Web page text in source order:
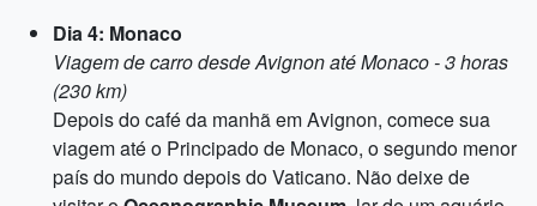
Dia 4: Monaco
Viagem de carro desde Avignon até Monaco - 3 horas
(230 km)
Depois do café da manhã em Avignon, comece sua
viagem até o Principado de Monaco, o segundo menor
país do mundo depois do Vaticano. Não deixe de